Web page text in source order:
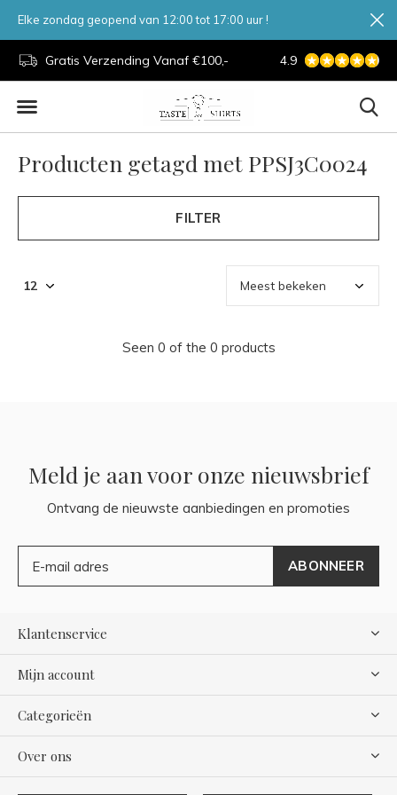
Gratis Verzending Vanaf €100,- 7 Dagen Per
4.9
Elke zondag geopend van 12:00 tot 17:00 uur !
Producten getagd met PPSJ3C0024
FILTER
Seen 0 of the 0 products
Meld je aan voor onze nieuwsbrief
Ontvang de nieuwste aanbiedingen en promoties
ABONNEER
Klantenservice
Mijn account
Categorieën
Over ons